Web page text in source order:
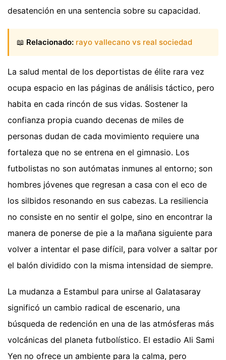
desatención en una sentencia sobre su capacidad.
📖 Relacionado: rayo vallecano vs real sociedad
La salud mental de los deportistas de élite rara vez
ocupa espacio en las páginas de análisis táctico, pero
habita en cada rincón de sus vidas. Sostener la
confianza propia cuando decenas de miles de
personas dudan de cada movimiento requiere una
fortaleza que no se entrena en el gimnasio. Los
futbolistas no son autómatas inmunes al entorno; son
hombres jóvenes que regresan a casa con el eco de
los silbidos resonando en sus cabezas. La resiliencia
no consiste en no sentir el golpe, sino en encontrar la
manera de ponerse de pie a la mañana siguiente para
volver a intentar el pase difícil, para volver a saltar por
el balón dividido con la misma intensidad de siempre.
La mudanza a Estambul para unirse al Galatasaray
significó un cambio radical de escenario, una
búsqueda de redención en una de las atmósferas más
volcánicas del planeta futbolístico. El estadio Ali Sami
Yen no ofrece un ambiente para la calma, pero